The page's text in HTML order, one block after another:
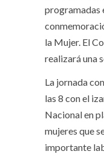
programadas
la Mujer. El
realizará una
La jornada
las 8 con el
Nacional en
mujeres que
importante